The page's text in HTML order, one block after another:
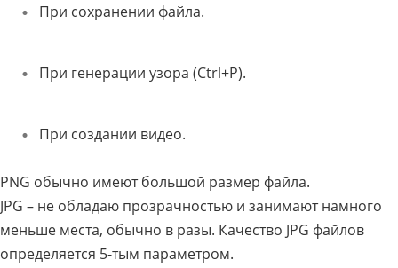
При сохранении файла.
При генерации узора (Ctrl+P).
При создании видео.
PNG обычно имеют большой размер файла.
JPG – не обладаю прозрачностью и занимают намного
меньше места, обычно в разы. Качество JPG файлов
определяется 5-тым параметром.